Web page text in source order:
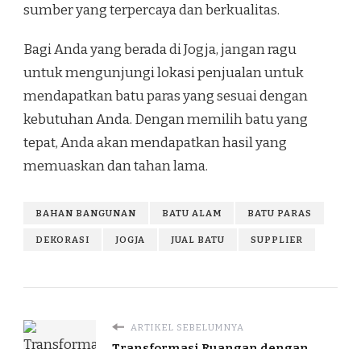
sumber yang terpercaya dan berkualitas.
Bagi Anda yang berada di Jogja, jangan ragu
untuk mengunjungi lokasi penjualan untuk
mendapatkan batu paras yang sesuai dengan
kebutuhan Anda. Dengan memilih batu yang
tepat, Anda akan mendapatkan hasil yang
memuaskan dan tahan lama.
BAHAN BANGUNAN BATU ALAM BATU PARAS
DEKORASI JOGJA JUAL BATU SUPPLIER
ARTIKEL SEBELUMNYA